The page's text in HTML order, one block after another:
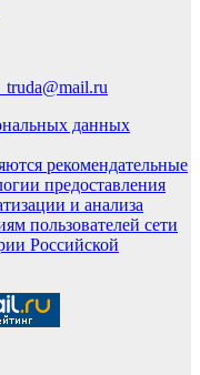
данных
рекомендательные
предоставления
и анализа
пользователей сети
Российской